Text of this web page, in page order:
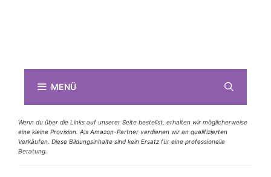
MENÜ
Wenn du über die Links auf unserer Seite bestellst, erhalten wir möglicherweise
eine kleine Provision. Als Amazon-Partner verdienen wir an qualifizierten
Verkäufen. Diese Bildungsinhalte sind kein Ersatz für eine professionelle
Beratung.